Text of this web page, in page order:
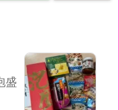
盛